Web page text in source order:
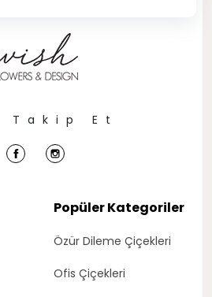
Popüler Kategoriler
Özür Dileme Çiçekleri
Ofis Çiçekleri
Takip Et